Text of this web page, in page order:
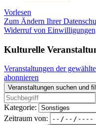
Vorlesen
Zum Ändern Ihrer
Widerruf von
Kulturelle
Veranstaltungen der
abonnieren
Veranstaltungen suchen und
Kategorie:
Zeitraum von: